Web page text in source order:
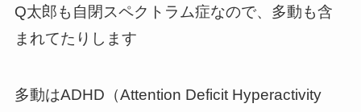
Q太郎も自閉スペクトラム症なので、多動も含
まれてたりします
多動はADHD（Attention Deficit Hyperactivity